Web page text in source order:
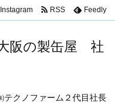
阪の製缶屋 社
クノファーム２代目社長
Instagram RSS Feedly